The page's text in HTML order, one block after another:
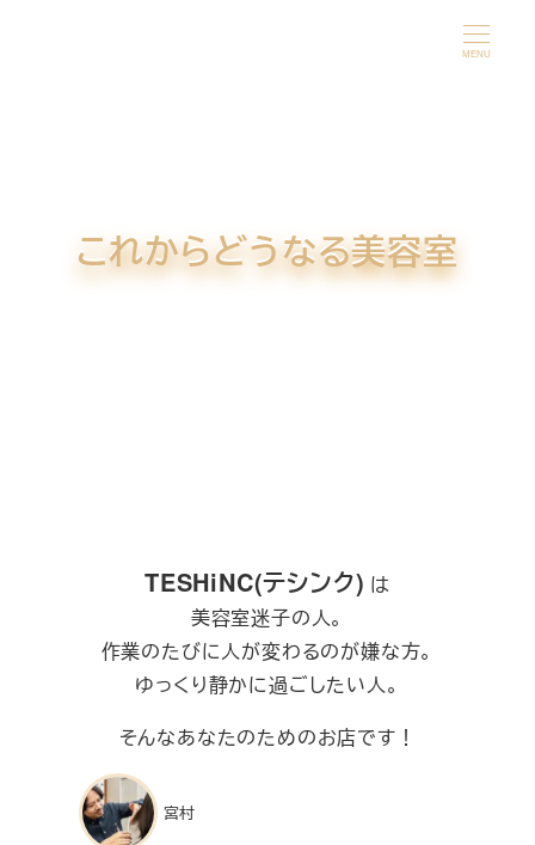
MENU
これからどうなる美容室
TESHiNC(テシンク) は
美容室迷子の人。
作業のたびに人が変わるのが嫌な方。
ゆっくり静かに過ごしたい人。
そんなあなたのためのお店です！
宮村